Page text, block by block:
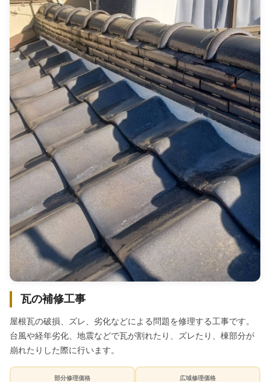
瓦の補修工事
屋根瓦の破損、ズレ、劣化などによる問題を修理する工事です。
台風や経年劣化、地震などで瓦が割れたり、ズレたり、棟部分が
崩れたりした際に行います。
部分修理価格 広域修理価格